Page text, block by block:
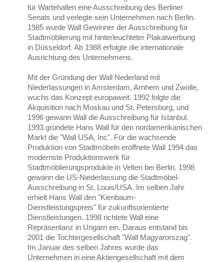
für Wartehallen eine Ausschreibung des Berliner
Senats und verlegte sein Unternehmen nach Berlin.
1985 wurde Wall Gewinner der Ausschreibung für
Stadtmöblierung mit hinterleuchteter Plakatwerbung
in Düsseldorf. Ab 1988 erfolgte die internationale
Ausrichtung des Unternehmens.
Mit der Gründung der Wall Nederland mit
Niederlassungen in Amsterdam, Arnhem und Zwolle,
wuchs das Konzept europaweit. 1992 folgte die
Akquisition nach Moskau und St. Petersburg, und
1996 gewann Wall die Ausschreibung für Istanbul.
1993 gründete Hans Wall für den nordamerikanischen
Markt die "Wall USA, Inc". Für die wachsende
Produktion von Stadtmöbeln eröffnete Wall 1994 das
modernste Produktionswerk für
Stadtmöblierungsprodukte in Velten bei Berlin. 1998
gewann die US-Niederlassung die Stadtmöbel-
Ausschreibung in St. Louis/USA. Im selben Jahr
erhielt Hans Wall den "Kienbaum-
Dienstleistungspreis" für zukunftsorientierte
Dienstleistungen. 1998 richtete Wall eine
Repräsentanz in Ungarn ein. Daraus entstand bis
2001 die Tochtergesellschaft "Wall Magyarorszag".
Im Januar des selben Jahres wurde das
Unternehmen in eine Aktiengesellschaft mit dem